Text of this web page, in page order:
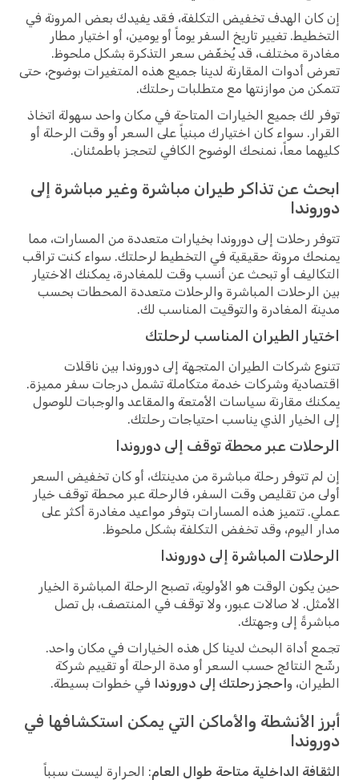
إن كان الهدف تخفيض التكلفة، فقد يفيدك بعض المرونة في
التخطيط. تغيير تاريخ السفر يوماً أو يومين، أو اختيار مطار
مغادرة مختلف، قد يُخفّض سعر التذكرة بشكل ملحوظ.
تعرض أدوات المقارنة لدينا جميع هذه المتغيرات بوضوح، حتى
تتمكن من موازنتها مع متطلبات رحلتك.
توفر لك جميع الخيارات المتاحة في مكان واحد سهولة اتخاذ
القرار. سواء كان اختيارك مبنياً على السعر أو وقت الرحلة أو
كليهما معاً، نمنحك الوضوح الكافي لتحجز باطمئنان.
ابحث عن تذاكر طيران مباشرة وغير مباشرة إلى
دوروندا
تتوفر رحلات إلى دوروندا بخيارات متعددة من المسارات، مما
يمنحك مرونة حقيقية في التخطيط لرحلتك. سواء كنت تراقب
التكاليف أو تبحث عن أنسب وقت للمغادرة، يمكنك الاختيار
بين الرحلات المباشرة والرحلات متعددة المحطات بحسب
مدينة المغادرة والتوقيت المناسب لك.
اختيار الطيران المناسب لرحلتك
تتنوع شركات الطيران المتجهة إلى دوروندا بين ناقلات
اقتصادية وشركات خدمة متكاملة تشمل درجات سفر مميزة.
يمكنك مقارنة سياسات الأمتعة والمقاعد والوجبات للوصول
إلى الخيار الذي يناسب احتياجات رحلتك.
الرحلات عبر محطة توقف إلى دوروندا
إن لم تتوفر رحلة مباشرة من مدينتك، أو كان تخفيض السعر
أولى من تقليص وقت السفر، فالرحلة عبر محطة توقف خيار
عملي. تتميز هذه المسارات بتوفر مواعيد مغادرة أكثر على
مدار اليوم، وقد تخفض التكلفة بشكل ملحوظ.
الرحلات المباشرة إلى دوروندا
حين يكون الوقت هو الأولوية، تصبح الرحلة المباشرة الخيار
الأمثل. لا صالات عبور، ولا توقف في المنتصف، بل تصل
مباشرةً إلى وجهتك.
تجمع أداة البحث لدينا كل هذه الخيارات في مكان واحد.
رشّح النتائج حسب السعر أو مدة الرحلة أو تقييم شركة
الطيران، واحجز رحلتك إلى دوروندا في خطوات بسيطة.
أبرز الأنشطة والأماكن التي يمكن استكشافها في
دوروندا
الثقافة الداخلية متاحة طوال العام: الحرارة ليست سبباً